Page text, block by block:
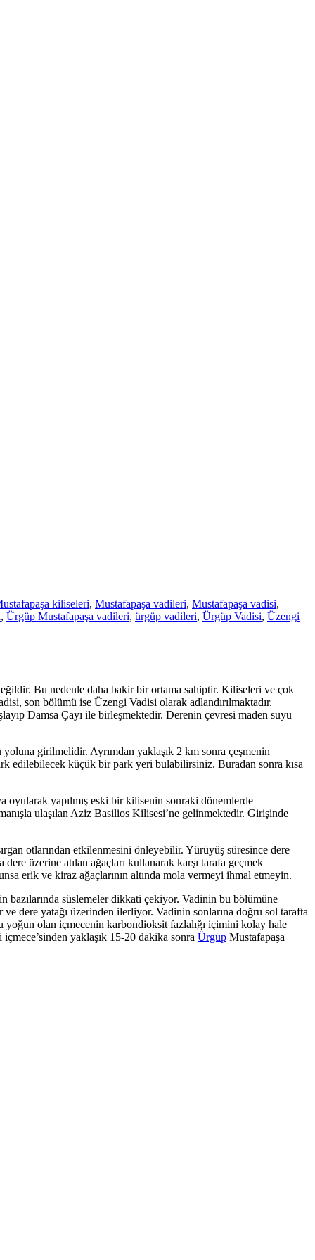
kiliseleri, Mustafapaşa vadileri, Mustafapaşa vadisi,
, Ürgüp Mustafapaşa vadileri, ürgüp vadileri, Ürgüp Vadisi, Üzengi
Bu nedenle daha bakir bir ortama sahiptir. Kiliseleri ve çok
son bölümü ise Üzengi Vadisi olarak adlandırılmaktadır.
Damsa Çayı ile birleşmektedir. Derenin çevresi maden suyu
girilmelidir. Ayrımdan yaklaşık 2 km sonra çeşmenin
edilebilecek küçük bir park yeri bulabilirsiniz. Buradan sonra kısa
oyularak yapılmış eski bir kilisenin sonraki dönemlerde
ulaşılan Aziz Basilios Kilisesi’ne gelinmektedir. Girişinde
otlarından etkilenmesini önleyebilir. Yürüyüş süresince dere
üzerine atılan ağaçları kullanarak karşı tarafa geçmek
erik ve kiraz ağaçlarının altında mola vermeyi ihmal etmeyin.
süslemeler dikkati çekiyor. Vadinin bu bölümüne
dere yatağı üzerinden ilerliyor. Vadinin sonlarına doğru sol tarafta
yoğun olan içmecenin karbondioksit fazlalığı içimini kolay hale
yaklaşık 15-20 dakika sonra Ürgüp Mustafapaşa